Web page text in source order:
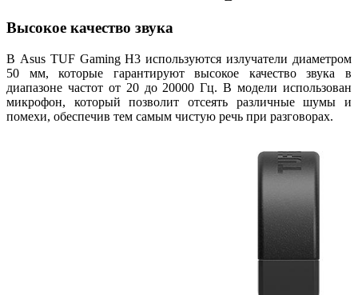
Высокое качество звука
В Asus TUF Gaming H3 используются излучатели диаметром
50 мм, которые гарантируют высокое качество звука в
диапазоне частот от 20 до 20000 Гц. В модели использован
микрофон, который позволит отсеять различные шумы и
помехи, обеспечив тем самым чистую речь при разговорах.